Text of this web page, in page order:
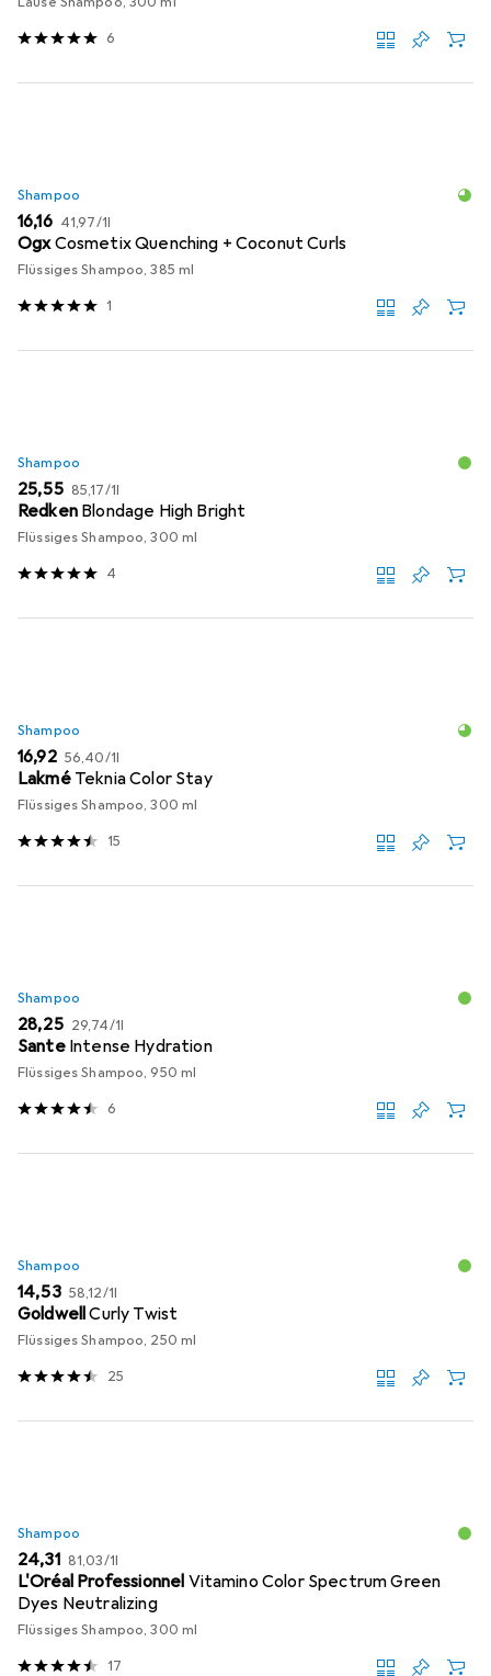
6
Shampoo
EUR
16,16 EUR
41,97/1l
OgxCosmetix Quenching + Coconut Curls
Flüssiges Shampoo, 385 ml
1
Shampoo
EUR
25,55 EUR
85,17/1l
Redken Blondage High Bright
Flüssiges Shampoo, 300 ml
4
Shampoo
EUR
16,92 EUR
56,40/1l
Lakmé Teknia Color Stay
Flüssiges Shampoo, 300 ml
15
Shampoo
EUR
28,25 EUR
29,74/1l
Sante Intense Hydration
Flüssiges Shampoo, 950 ml
6
Shampoo
EUR
14,53 EUR
58,12/1l
GoldwellCurly Twist
Flüssiges Shampoo, 250 ml
25
Shampoo
EUR
24,31 EUR
81,03/1l
L'Oréal Professionnel Vitamino Color Spectrum Green
Dyes Neutralizing
Flüssiges Shampoo, 300 ml
17